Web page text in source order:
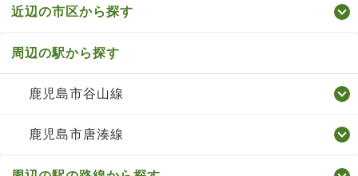
近辺の市区から探す
周辺の駅から探す
鹿児島市谷山線
鹿児島市唐湊線